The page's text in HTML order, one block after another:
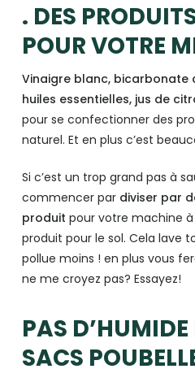
. DES
POUR VOTRE
Vinaigre blanc, bicarbonate
huiles essentielles, jus de
pour se confectionner des
naturel. Et en plus c’est
Si c’est un trop grand pas à
commencer par diviser par
produit pour votre machine
produit pour le sol. Cela lave
pollue moins ! en plus vous
ne me croyez pas? Essayez!
PAS
SACS